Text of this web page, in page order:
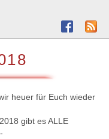
heuer für Euch wieder
gibt es ALLE